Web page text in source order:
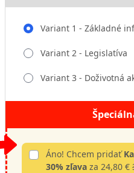
Variant 1 - Základné
Variant 2 - Legislatíva
Variant 3 - Doživotná
Áno! Chcem pridať
30% zľava za 24,80 €